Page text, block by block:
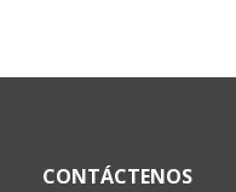
CONTÁCTENOS